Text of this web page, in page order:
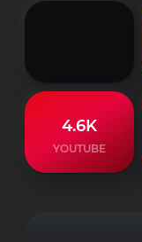
4.6K
YOUTUBE